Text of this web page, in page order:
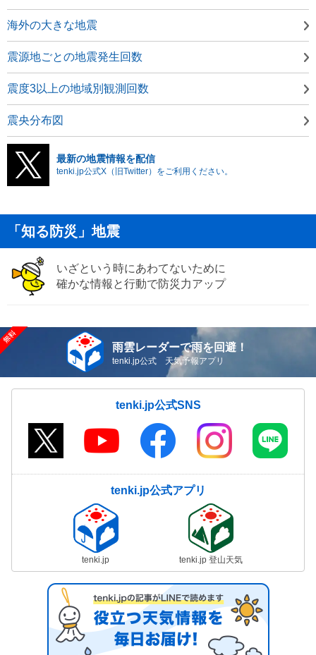
海外の大きな地震
震源地ごとの地震発生回数
震度3以上の地域別観測回数
震央分布図
最新の地震情報を配信
tenki.jp公式X（旧Twitter）をご利用ください。
「知る防災」地震
いざという時にあわてないために
確かな情報と行動で防災力アップ
雨雲レーダーで雨を回避！
tenki.jp公式 天気予報アプリ
tenki.jp公式SNS
tenki.jp公式アプリ
tenki.jp tenki.jp 登山天気